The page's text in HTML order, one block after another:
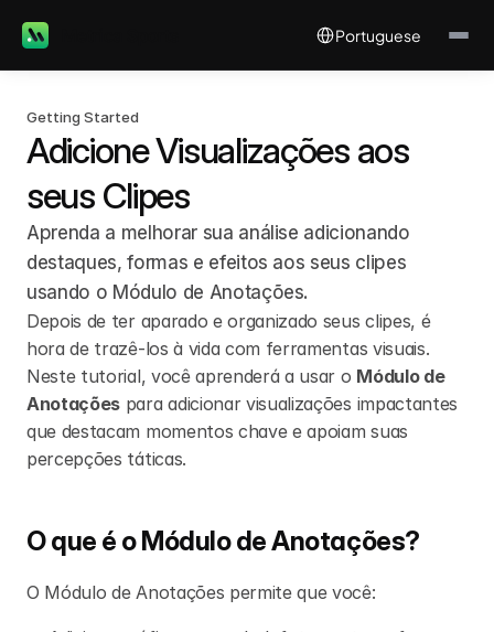
Portuguese
Getting Started
Adicione Visualizações aos
seus Clipes
Aprenda a melhorar sua análise adicionando
destaques, formas e efeitos aos seus clipes
usando o Módulo de Anotações.
Depois de ter aparado e organizado seus clipes, é
hora de trazê-los à vida com ferramentas visuais.
Neste tutorial, você aprenderá a usar o Módulo de
Anotações para adicionar visualizações impactantes
que destacam momentos chave e apoiam suas
percepções táticas.
O que é o Módulo de Anotações?
O Módulo de Anotações permite que você: